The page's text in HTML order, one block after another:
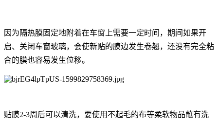
因为隔热膜固定地附着在车窗上需要一定时间，期间如果开
启、关闭车窗玻璃，会使新贴的膜边发生卷翘，还没有完全粘
合的膜也容易发生位移。
贴膜2-3周后可以清洗，要使用不起毛的布等柔软物品蘸有洗